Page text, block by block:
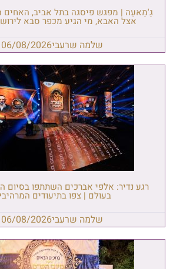
גַ'מַאעַה | מפגש פיסגה בתל אביב, האחים
אצל האבא, מי הגיע מכפר סבא
שלמה שרעבי06/08/2026
רגע נדיר: אלפי אברכים השתתפו בסיום
בעולם | צפו בתיעודים
שלמה שרעבי06/08/2026